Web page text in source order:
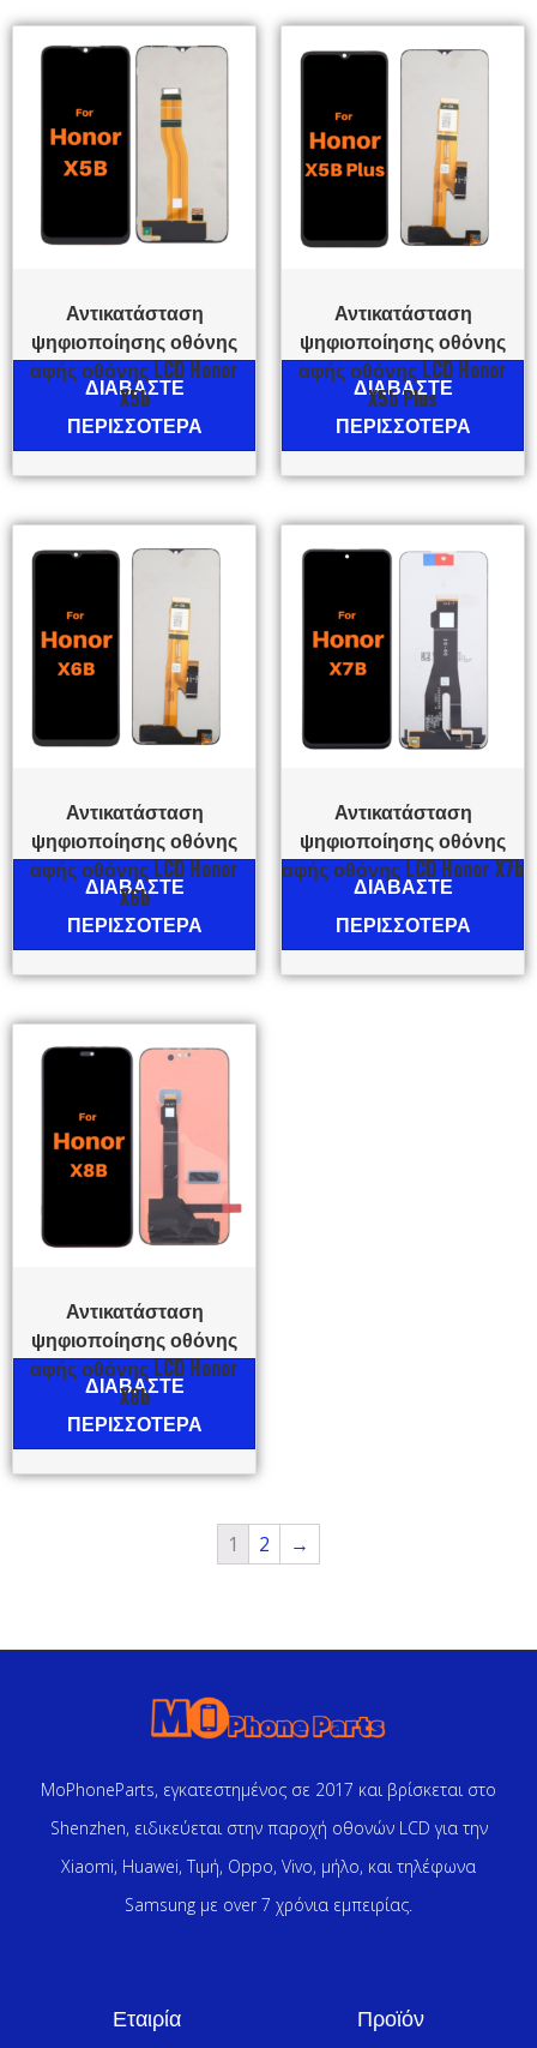
Αντικατάσταση
ψηφιοποίησης οθόνης
αφής οθόνης LCD Honor
X5b
ΔΙΑΒΆΣΤΕ
ΠΕΡΙΣΣΌΤΕΡΑ
Αντικατάσταση
ψηφιοποίησης οθόνης
αφής οθόνης LCD Honor
X5b Plus
ΔΙΑΒΆΣΤΕ
ΠΕΡΙΣΣΌΤΕΡΑ
Αντικατάσταση
ψηφιοποίησης οθόνης
αφής οθόνης LCD Honor
X6b
ΔΙΑΒΆΣΤΕ
ΠΕΡΙΣΣΌΤΕΡΑ
Αντικατάσταση
ψηφιοποίησης οθόνης
αφής οθόνης LCD Honor X7b
ΔΙΑΒΆΣΤΕ
ΠΕΡΙΣΣΌΤΕΡΑ
Αντικατάσταση
ψηφιοποίησης οθόνης
αφής οθόνης LCD Honor
X8b
ΔΙΑΒΆΣΤΕ
ΠΕΡΙΣΣΌΤΕΡΑ
1 2 →
MoPhoneParts, εγκατεστημένος σε 2017 και βρίσκεται στο
Shenzhen, ειδικεύεται στην παροχή οθονών LCD για την
Xiaomi, Huawei, Τιμή, Oppo, Vivo, μήλο, και τηλέφωνα
Samsung με over 7 χρόνια εμπειρίας.
Εταιρία Προϊόν